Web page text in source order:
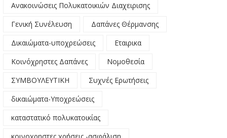
Ανακοινώσεις Πολυκατοικιών Διαχειρισης
Γενική Συνέλευση
Δαπάνες Θέρμανσης
Δικαιώματα-υποχρεώσεις
Εταιρικα
Κοινόχρηστες Δαπάνες
Νομοθεσία
ΣΥΜΒΟΥΛΕΥΤΙΚΗ
Συχνές Ερωτήσεις
δικαιώματα-Υποχρεώσεις
καταστατικό πολυκατοικίας